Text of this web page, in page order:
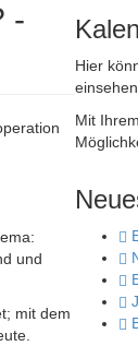
-
und
mit dem
Hier
Mit